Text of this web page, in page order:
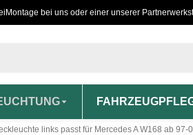
Montage bei uns oder einer unserer
links passt für Mercedes A W168 ab